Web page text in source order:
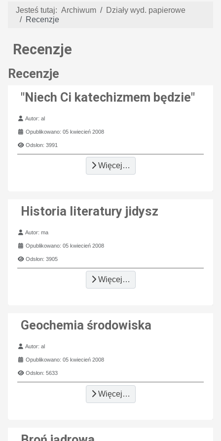
Jesteś tutaj: Archiwum
Działy wyd. papierowe
Recenzje
Recenzje
Recenzje
"Niech Ci katechizmem będzie"
Szczegóły
Autor:al
Opublikowano: 05 kwiecień 2008
Odsłon: 3991
Więcej…
Historia literatury jidysz
Szczegóły
Autor:ma
Opublikowano: 05 kwiecień 2008
Odsłon: 3905
Więcej…
Geochemia środowiska
Szczegóły
Autor:al
Opublikowano: 05 kwiecień 2008
Odsłon: 5633
Więcej…